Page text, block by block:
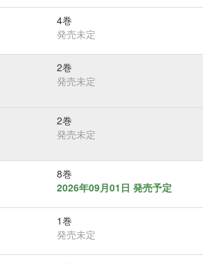
4巻
発売未定
2巻
発売未定
2巻
発売未定
8巻
2026年09月01日 発売予定
1巻
発売未定